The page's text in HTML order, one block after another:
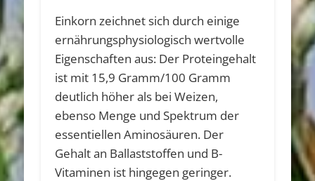
Einkorn zeichnet sich durch einige
ernährungsphysiologisch wertvolle
Eigenschaften aus: Der Proteingehalt
ist mit 15,9 Gramm/100 Gramm
deutlich höher als bei Weizen,
ebenso Menge und Spektrum der
essentiellen Aminosäuren. Der
Gehalt an Ballaststoffen und B-
Vitaminen ist hingegen geringer.